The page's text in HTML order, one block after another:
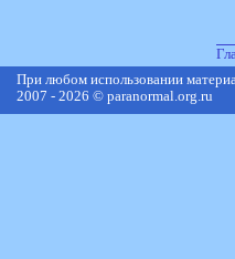
При любом использовании
2007 - 2026 © paranormal.org.ru